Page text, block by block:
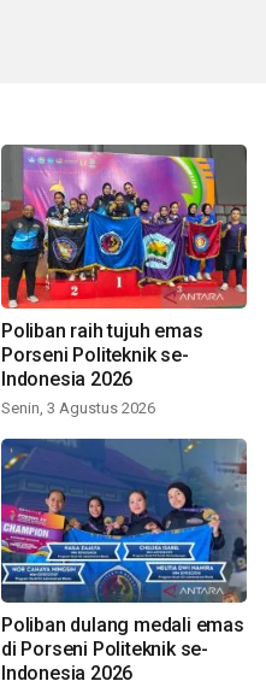
Poliban raih tujuh emas
Porseni Politeknik se-
Indonesia 2026
Senin, 3 Agustus 2026
Poliban dulang medali emas
di Porseni Politeknik se-
Indonesia 2026